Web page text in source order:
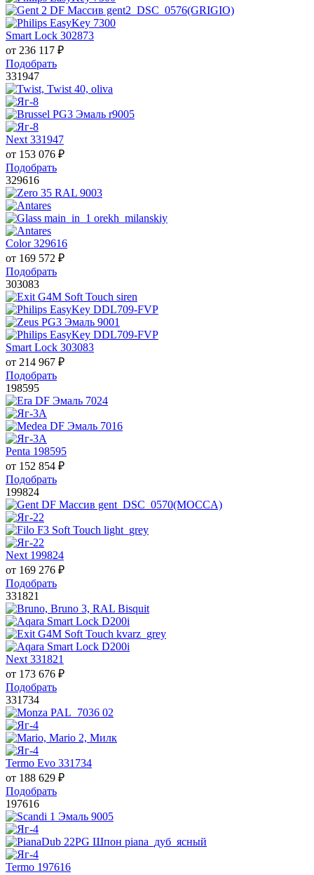
Smart Lock 302873
от 236 117 ₽
Подобрать
331947
Next 331947
от 153 076 ₽
Подобрать
329616
Color 329616
от 169 572 ₽
Подобрать
303083
Smart Lock 303083
от 214 967 ₽
Подобрать
198595
Penta 198595
от 152 854 ₽
Подобрать
199824
Next 199824
от 169 276 ₽
Подобрать
331821
Next 331821
от 173 676 ₽
Подобрать
331734
Termo Evo 331734
от 188 629 ₽
Подобрать
197616
Termo 197616